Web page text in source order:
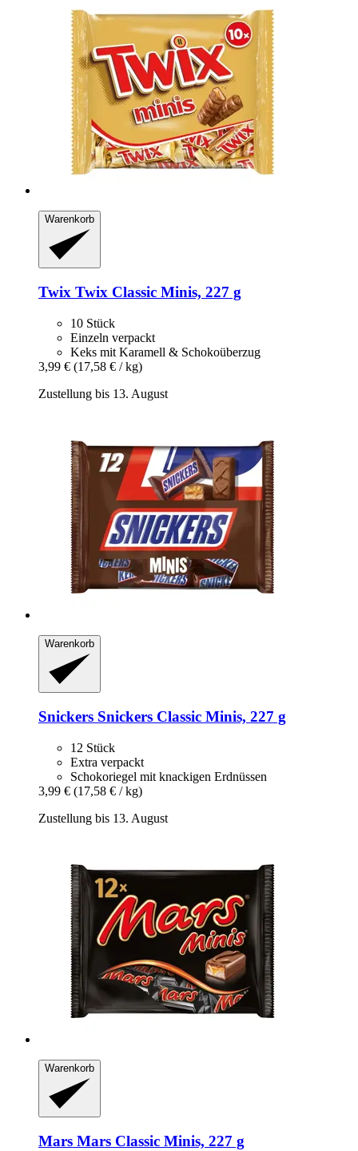
Warenkorb
Twix Twix Classic Minis, 227 g
10 Stück
Einzeln verpackt
Keks mit Karamell & Schokoüberzug
3,99 € (17,58 € / kg)
Zustellung bis 13. August
Warenkorb
Snickers Snickers Classic Minis, 227 g
12 Stück
Extra verpackt
Schokoriegel mit knackigen Erdnüssen
3,99 € (17,58 € / kg)
Zustellung bis 13. August
Warenkorb
Mars Mars Classic Minis, 227 g